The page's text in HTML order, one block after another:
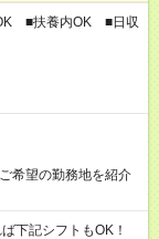
■扶養内OK ■日収
希望の勤務地を紹介